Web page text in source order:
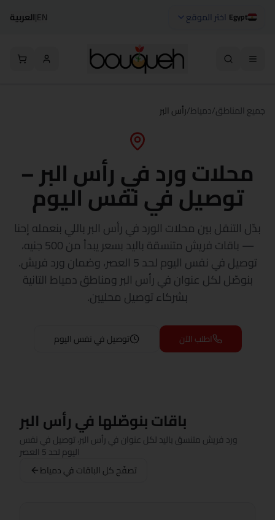
Egypt اختر الموقع EN
|العربية
جميع المناطق/دمياط/رأس البر
محلات ورد في رأس البر –
توصيل في نفس اليوم
بدّل التنقل بين محلات الورد في رأس البر باللي بنعمله إحنا
— باقات فريش متنسقة باليد بسعر يبدأ من 500 جنيه،
توصيل في نفس اليوم لحد 5 العصر، وضمان ورد فريش.
بنوصّل لكل عنوان في رأس البر ومناطق دمياط التانية
بشركاء توصيل محليين.
اطلب الآن توصيل في نفس اليوم
باقات بنوصّلها في رأس البر
ورد فريش متنسق باليد لكل عنوان في رأس البر، توصيل في نفس
اليوم لحد 5 العصر
تصفّح كل الباقات في دمياط